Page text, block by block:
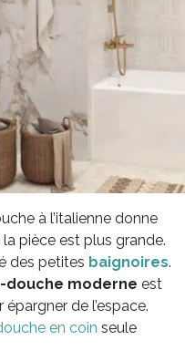
à l’italienne donne
pièce est plus grande.
des petites baignoires.
douche moderne est
de l’espace.
en coin seule